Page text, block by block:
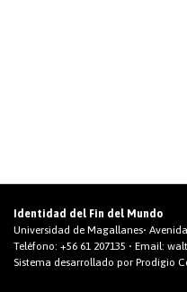
Identidad del Fin del Mundo
Universidad de Magallanes•
Teléfono: +56 61 207135 • Email:
Sistema desarrollado por Prodigio